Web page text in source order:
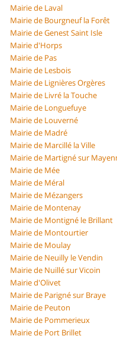
Mairie de Laval
Mairie de Bourgneuf la Forêt
Mairie de Genest Saint Isle
Mairie d'Horps
Mairie de Pas
Mairie de Lesbois
Mairie de Lignières Orgères
Mairie de Livré la Touche
Mairie de Longuefuye
Mairie de Louverné
Mairie de Madré
Mairie de Marcillé la Ville
Mairie de Martigné sur
Mairie de Mée
Mairie de Méral
Mairie de Mézangers
Mairie de Montenay
Mairie de Montigné le Brillant
Mairie de Montourtier
Mairie de Moulay
Mairie de Neuilly le Vendin
Mairie de Nuillé sur Vicoin
Mairie d'Olivet
Mairie de Parigné sur Braye
Mairie de Peuton
Mairie de Pommerieux
Mairie de Port Brillet